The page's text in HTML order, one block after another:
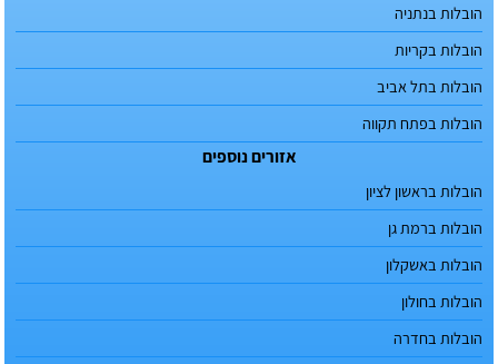
הובלות בנתניה
הובלות בקריות
הובלות בתל אביב
הובלות בפתח תקווה
אזורים נוספים
הובלות בראשון לציון
הובלות ברמת גן
הובלות באשקלון
הובלות בחולון
הובלות בחדרה